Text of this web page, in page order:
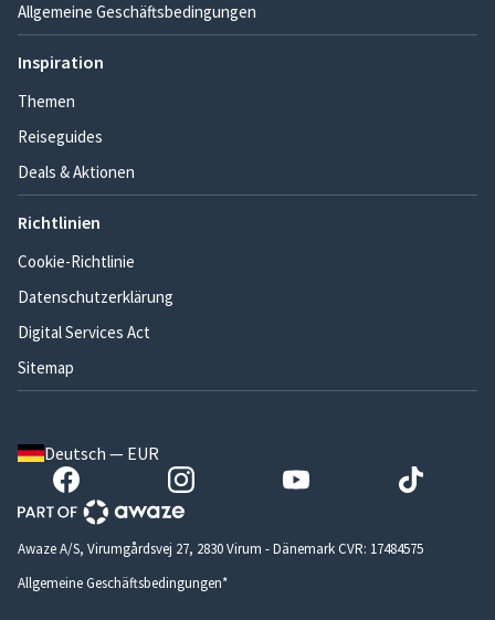
Allgemeine Geschäftsbedingungen
Inspiration
Themen
Reiseguides
Deals & Aktionen
Richtlinien
Cookie-Richtlinie
Datenschutzerklärung
Digital Services Act
Sitemap
Deutsch — EUR
Awaze A/S, Virumgårdsvej 27, 2830 Virum - Dänemark CVR: 17484575
Allgemeine Geschäftsbedingungen*